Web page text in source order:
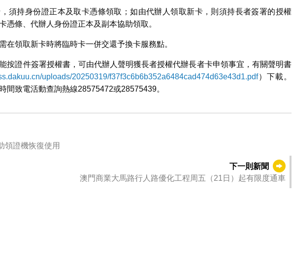
須持身份證正本及取卡憑條領取；如由代辦人領取新卡，則須持長者簽署的授權
憑條、代辦人身份證正本及副本協助領取。
在領取新卡時將臨時卡一併交還予換卡服務點。
按證件簽署授權書，可由代辦人聲明獲長者授權代辦長者卡申領事宜，有關聲明書
uploads/20250319/f37f3c6b6b352a6484cad474d63e43d1.pdf）下載。
間致電活動查詢熱線28575472或28575439。
領證機恢復使用
下一則新聞
澳門商業大馬路行人路優化工程周五（21日）起有限度通車